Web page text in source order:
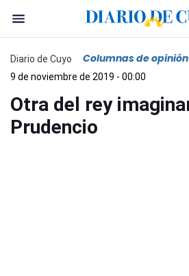
Diario de Cuyo Columnas de opinión
9 de noviembre de 2019 - 00:00
Otra del rey
Prudencio